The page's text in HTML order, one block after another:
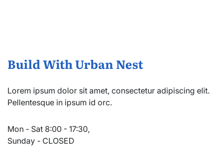
Build With Urban Nest
Lorem ipsum dolor sit amet, consectetur adipiscing elit.
Pellentesque in ipsum id orc.
Mon - Sat 8:00 - 17:30,
Sunday - CLOSED